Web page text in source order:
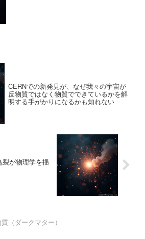
CERNでの新発見が、なぜ我々の宇宙が
反物質ではなく物質でできているかを解
明する手がかりになるかも知れない
が物理学を揺
（ダークマター）